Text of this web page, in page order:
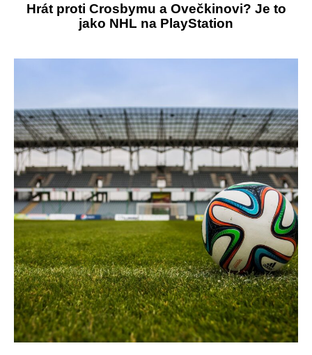
Hrát proti Crosbymu a Ovečkinovi? Je to
jako NHL na PlayStation